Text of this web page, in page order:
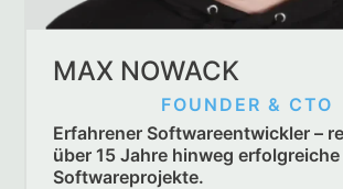
MAX NOWACK
FOUNDER & CTO
Erfahrener Softwareentwickler –
über 15 Jahre hinweg
Softwareprojekte.